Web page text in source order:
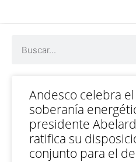
Andesco celebra
soberanía
presidente
ratifica su
conjunto para el